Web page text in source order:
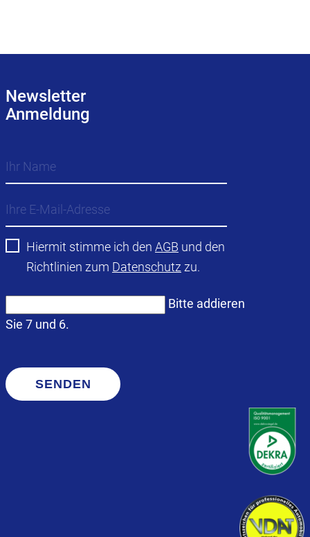
Newsletter
Anmeldung
Hiermit stimme ich den AGB und den
Richtlinien zum Datenschutz zu.
Bitte addieren
Sie 7 und 6.
SENDEN